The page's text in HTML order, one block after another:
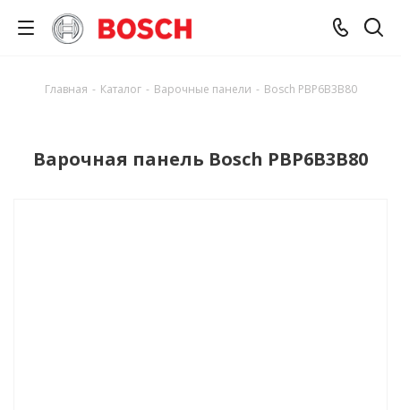
Главная - Каталог - Варочные панели - Bosch PBP6B3B80
Варочная панель Bosch PBP6B3B80